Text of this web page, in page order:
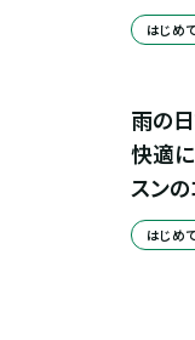
はじめ
雨の
快適
スン
はじめ